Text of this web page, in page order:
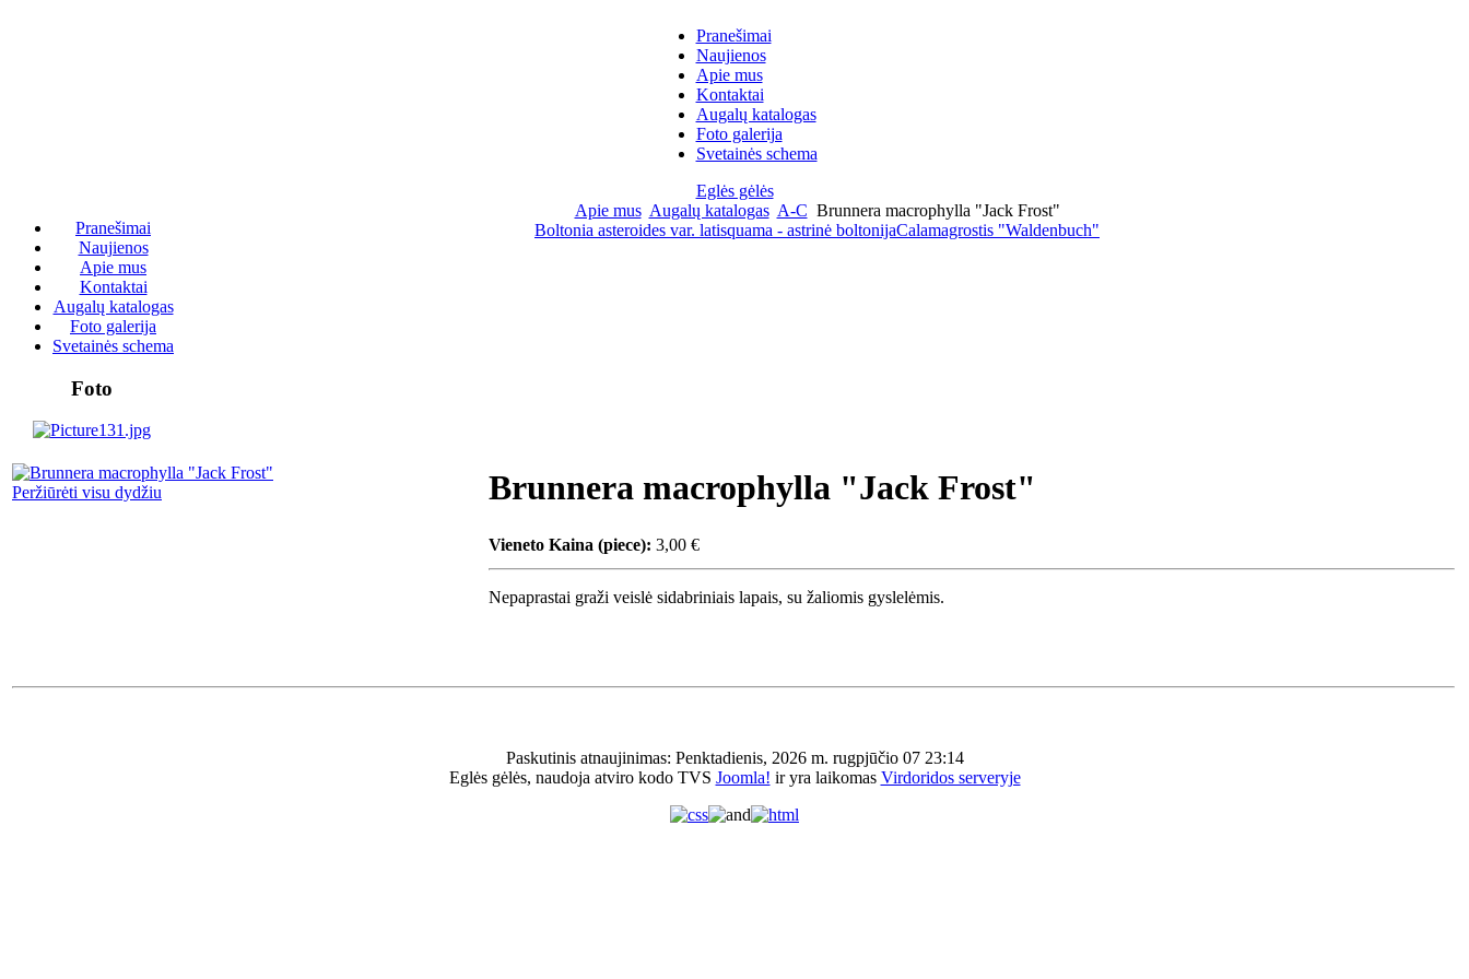
Pranešimai
Naujienos
Apie mus
Kontaktai
Augalų katalogas
Foto galerija
Svetainės schema
Eglės gėlės
Pranešimai
Naujienos
Apie mus
Kontaktai
Augalų katalogas
Foto galerija
Svetainės schema
Foto
Apie mus Augalų katalogas A-C Brunnera macrophylla "Jack Frost"
Boltonia asteroides var. latisquama - astrinė boltonijaCalamagrostis "Waldenbuch"
Peržiūrėti visu dydžiu Brunnera macrophylla "Jack Frost"
Vieneto Kaina (piece): 3,00 €
Nepaprastai graži veislė sidabriniais lapais, su žaliomis gyslelėmis.
Paskutinis atnaujinimas: Penktadienis, 2026 m. rugpjūčio 07 23:14
Eglės gėlės, naudoja atviro kodo TVS Joomla! ir yra laikomas Virdoridos serveryje